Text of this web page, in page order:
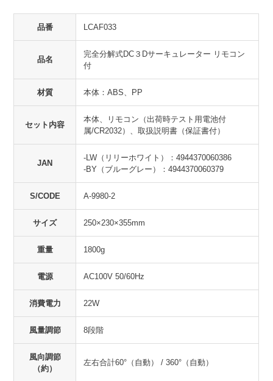
品番 LCAF033
品名
完全分解式DC３Dサーキュレーター リモコン
付
材質 本体：ABS、PP
セット内容
本体、リモコン（出荷時テスト用電池付
属/CR2032）、取扱説明書（保証書付）
JAN
-LW（リリーホワイト）：4944370060386
-BY（ブルーグレー）：4944370060379
S/CODE A-9980-2
サイズ 250×230×355mm
重量 1800g
電源 AC100V 50/60Hz
消費電力 22W
風量調節 8段階
風向調節
（約）
左右合計60°（自動） / 360°（自動）